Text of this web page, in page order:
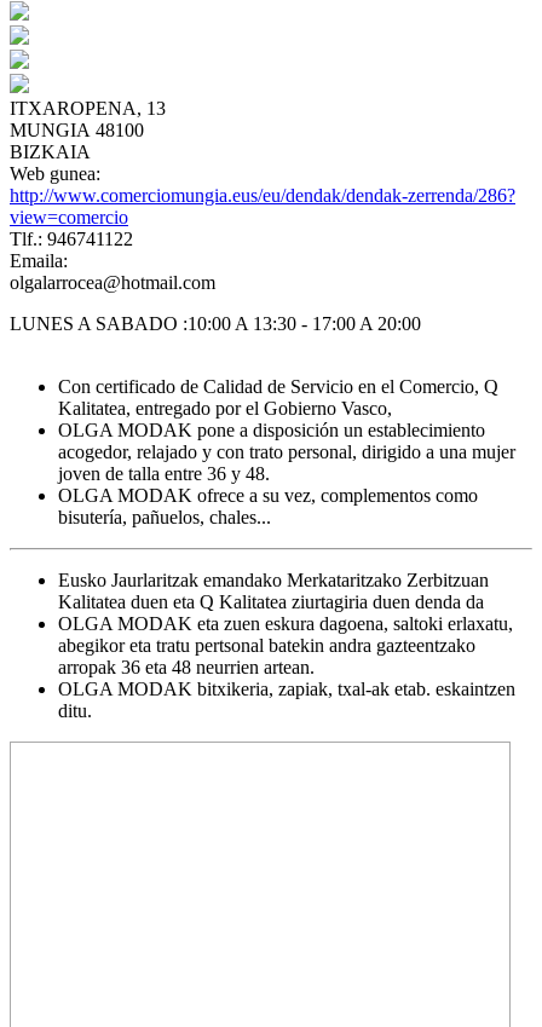
ITXAROPENA, 13
MUNGIA 48100
BIZKAIA
Web gunea:
http://www.comerciomungia.eus/eu/dendak/dendak-zerrenda/286?
view=comercio
Tlf.: 946741122
Emaila:
olgalarrocea@hotmail.com
LUNES A SABADO :10:00 A 13:30 - 17:00 A 20:00
Con certificado de Calidad de Servicio en el Comercio, Q
Kalitatea, entregado por el Gobierno Vasco,
OLGA MODAK pone a disposición un establecimiento
acogedor, relajado y con trato personal, dirigido a una mujer
joven de talla entre 36 y 48.
OLGA MODAK ofrece a su vez, complementos como
bisutería, pañuelos, chales...
Eusko Jaurlaritzak emandako Merkataritzako Zerbitzuan
Kalitatea duen eta Q Kalitatea ziurtagiria duen denda da
OLGA MODAK eta zuen eskura dagoena, saltoki erlaxatu,
abegikor eta tratu pertsonal batekin andra gazteentzako
arropak 36 eta 48 neurrien artean.
OLGA MODAK bitxikeria, zapiak, txal-ak etab. eskaintzen
ditu.